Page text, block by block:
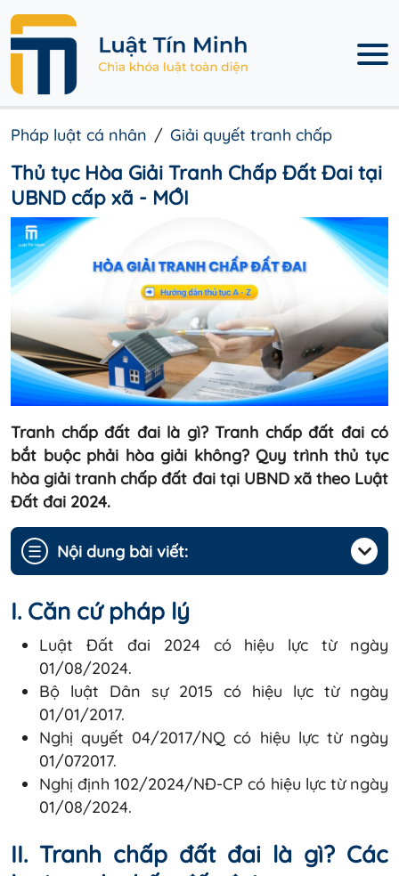
Pháp luật cá nhân Giải quyết tranh chấp
Thủ tục Hòa Giải Tranh Chấp Đất Đai tại
UBND cấp xã - MỚI
Tranh chấp đất đai là gì? Tranh chấp đất đai có
bắt buộc phải hòa giải không? Quy trình thủ tục
hòa giải tranh chấp đất đai tại UBND xã theo Luật
Đất đai 2024.
☰ Nội dung bài viết:
I. Căn cứ pháp lý
Luật Đất đai 2024 có hiệu lực từ ngày
01/08/2024.
Bộ luật Dân sự 2015 có hiệu lực từ ngày
01/01/2017.
Nghị quyết 04/2017/NQ có hiệu lực từ ngày
01/072017.
Nghị định 102/2024/NĐ-CP có hiệu lực từ ngày
01/08/2024.
II. Tranh chấp đất đai là gì? Các